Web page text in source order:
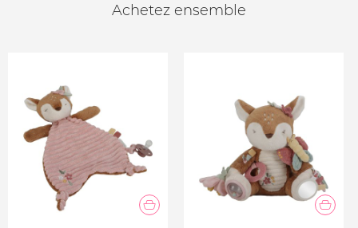
Achetez ensemble